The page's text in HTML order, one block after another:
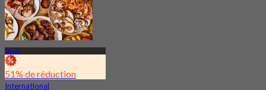
Silom
51% de réduction
International